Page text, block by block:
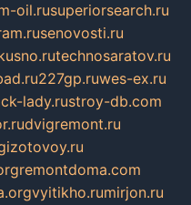
oil.rusuperiorsearch.ru
senovosti.ru
technosaratov.ru
227gp.ruwes-ex.ru
lady.rustroy-db.com
dvigremont.ru
remontdoma.com
vyitikho.rumirjon.ru